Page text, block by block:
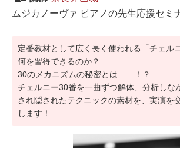
ムジカノーヴァ ピアノの先生応援セミ
定番教材として広く長く使われる「チェル
何を習得できるのか？
30のメカニズムの秘密とは……！？
チェルニー30番を一曲ずつ解体、分析しな
され隠されたテクニックの素材を、実演を
します！